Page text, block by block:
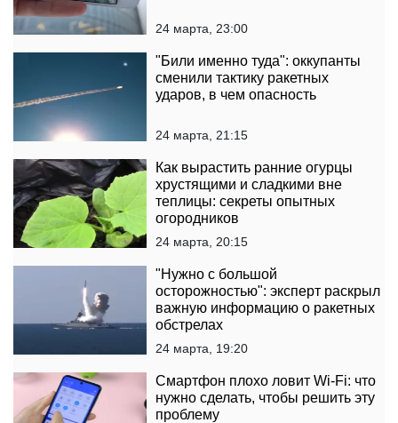
24 марта, 23:00
"Били именно туда": оккупанты
сменили тактику ракетных
ударов, в чем опасность
24 марта, 21:15
Как вырастить ранние огурцы
хрустящими и сладкими вне
теплицы: секреты опытных
огородников
24 марта, 20:15
"Нужно с большой
осторожностью": эксперт раскрыл
важную информацию о ракетных
обстрелах
24 марта, 19:20
Смартфон плохо ловит Wi-Fi: что
нужно сделать, чтобы решить эту
проблему